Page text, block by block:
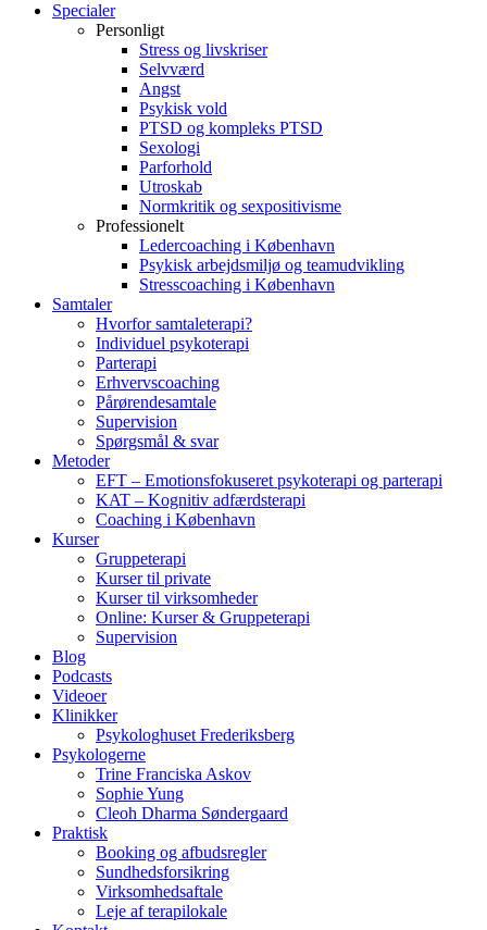
Specialer
Personligt
Stress og livskriser
Selvværd
Angst
Psykisk vold
PTSD og kompleks PTSD
Sexologi
Parforhold
Utroskab
Normkritik og sexpositivisme
Professionelt
Ledercoaching i København
Psykisk arbejdsmiljø og teamudvikling
Stresscoaching i København
Samtaler
Hvorfor samtaleterapi?
Individuel psykoterapi
Parterapi
Erhvervscoaching
Pårørendesamtale
Supervision
Spørgsmål & svar
Metoder
EFT – Emotionsfokuseret psykoterapi og parterapi
KAT – Kognitiv adfærdsterapi
Coaching i København
Kurser
Gruppeterapi
Kurser til private
Kurser til virksomheder
Online: Kurser & Gruppeterapi
Supervision
Blog
Podcasts
Videoer
Klinikker
Psykologhuset Frederiksberg
Psykologerne
Trine Franciska Askov
Sophie Yung
Cleoh Dharma Søndergaard
Praktisk
Booking og afbudsregler
Sundhedsforsikring
Virksomhedsaftale
Leje af terapilokale